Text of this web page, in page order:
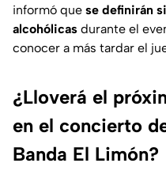
informó que se definirán
alcohólicas durante el
conocer a más tardar el
¿Lloverá el
en el concierto
Banda El Limón?